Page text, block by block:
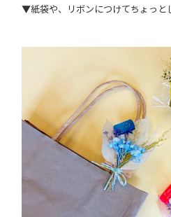
▼紙袋や、リボンにつけてちょっと